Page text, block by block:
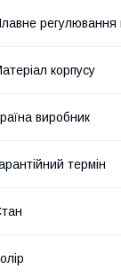
регулювання
корпусу
виробник
термін